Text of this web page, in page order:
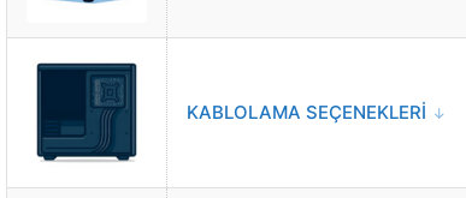
KABLOLAMA SEÇENEKLERİ